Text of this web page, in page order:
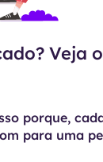
Veja
porque,
para uma